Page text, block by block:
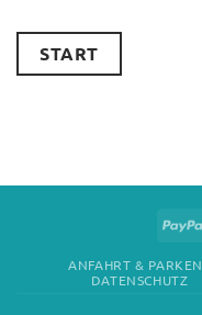
START
ANFAHRT & PARKEN
DATENSCHUTZ